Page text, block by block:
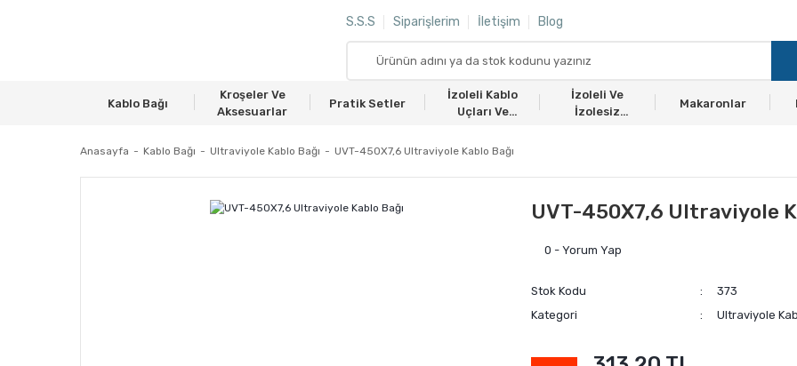
S.S.S Siparişlerim İletişim Blog
Kablo Bağı
Kroşeler Ve
Aksesuarlar
Pratik Setler
İzoleli Kablo
Uçları Ve
İzoleli Ve
İzolesiz
Makaronlar
Anasayfa Kablo Bağı Ultraviyole Kablo Bağı UVT-450X7,6 Ultraviyole Kablo Bağı
UVT-450X7,6 Ultraviyole
0 - Yorum Yap
Stok Kodu
373
Kategori
Ultraviyole